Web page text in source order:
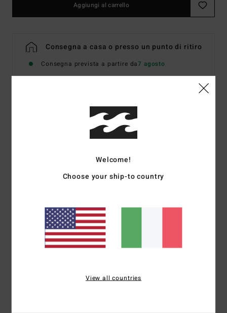
Aggiungi al carrello
Consegna a casa o presso un punto di ritiro
Consegna prevista a partire da7 agosto
Dettagli & caratteristiche
Maglietta a maniche corte Nero uomo
Caratteristiche
Peso 160 g/m2
Vestibilità:vestibilità core
Stampa serigrafica sul davanti
Etichetta smacchinata
Welcome!
Choose your ship-to country
View all countries